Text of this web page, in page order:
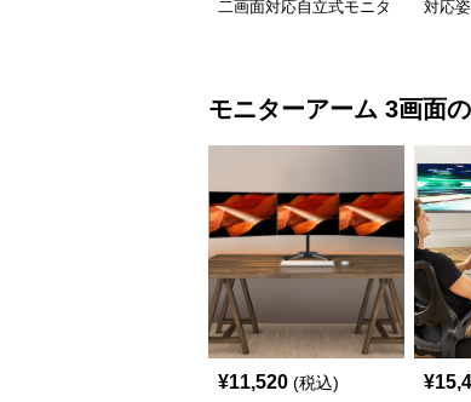
二画面対応自立式モニタ
対応
モニターアーム 3画面
¥11,520 (税込) ¥